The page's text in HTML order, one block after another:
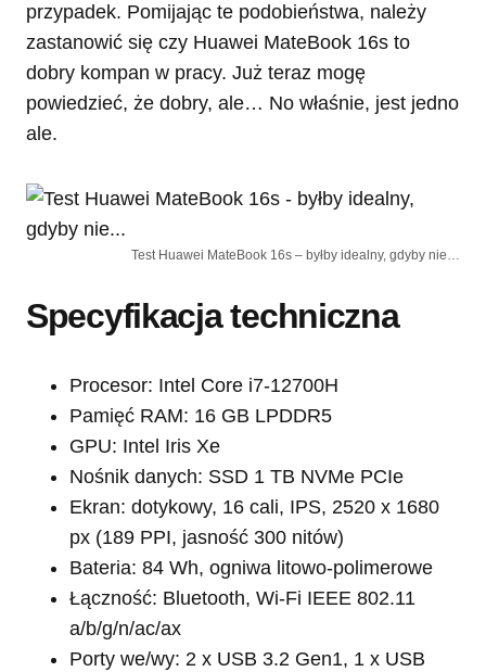
przypadek. Pomijając te podobieństwa, należy
zastanowić się czy Huawei MateBook 16s to
dobry kompan w pracy. Już teraz mogę
powiedzieć, że dobry, ale… No właśnie, jest jedno
ale.
Test Huawei MateBook 16s – byłby idealny, gdyby nie…
Specyfikacja techniczna
Procesor: Intel Core i7-12700H
Pamięć RAM: 16 GB LPDDR5
GPU: Intel Iris Xe
Nośnik danych: SSD 1 TB NVMe PCIe
Ekran: dotykowy, 16 cali, IPS, 2520 x 1680
px (189 PPI, jasność 300 nitów)
Bateria: 84 Wh, ogniwa litowo-polimerowe
Łączność: Bluetooth, Wi-Fi IEEE 802.11
a/b/g/n/ac/ax
Porty we/wy: 2 x USB 3.2 Gen1, 1 x USB